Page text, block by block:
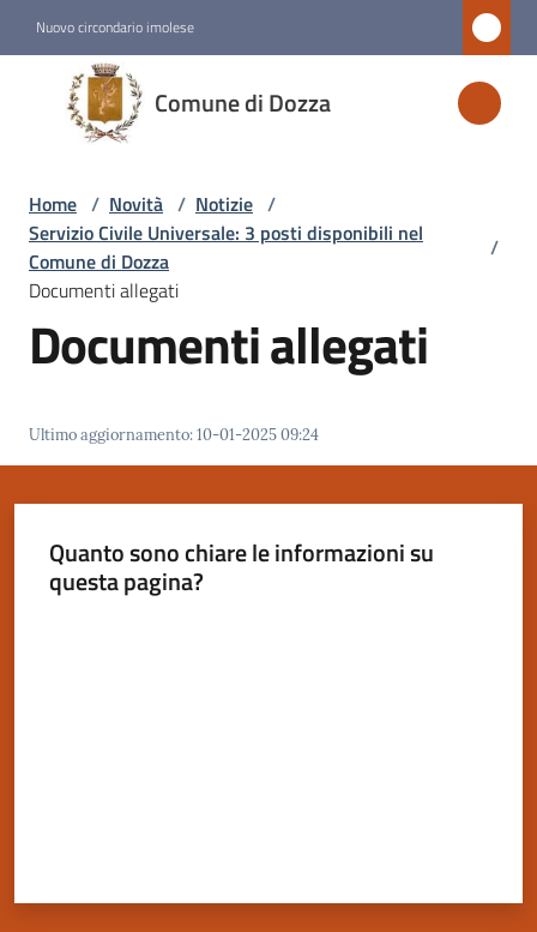
Nuovo circondario imolese
Comune di Dozza
Comune
di
Dozza
Amministrazione
Novità
Menu selezionato
Menu selezionato
Vivere
Dozza
Home / Novità / Notizie /
Servizio Civile Universale: 3 posti disponibili nel
Comune di Dozza
/
Documenti allegati
Documenti allegati
Ultimo aggiornamento:10-01-2025 09:24
Quanto sono chiare le informazioni su
questa pagina?